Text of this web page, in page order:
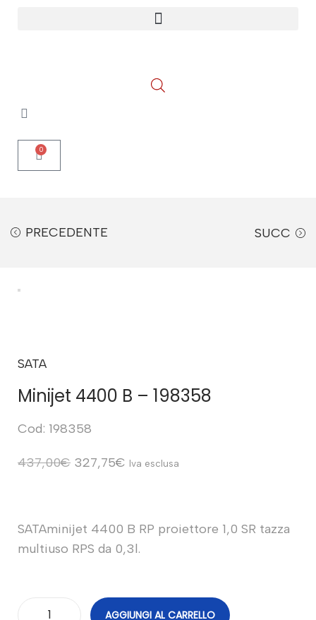
0
PRECEDENTE SUCC
SATA
Minijet 4400 B – 198358
Cod: 198358
437,00€ 327,75€ Iva esclusa
SATAminijet 4400 B RP proiettore 1,0 SR tazza
multiuso RPS da 0,3l.
AGGIUNGI AL CARRELLO